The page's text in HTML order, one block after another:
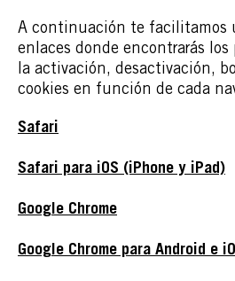
A continuación te facilitamos
enlaces donde encontrarás los
la activación, desactivación,
cookies en función de cada
Safari
Safari para iOS (iPhone y iPad)
Google Chrome
Google Chrome para Android e